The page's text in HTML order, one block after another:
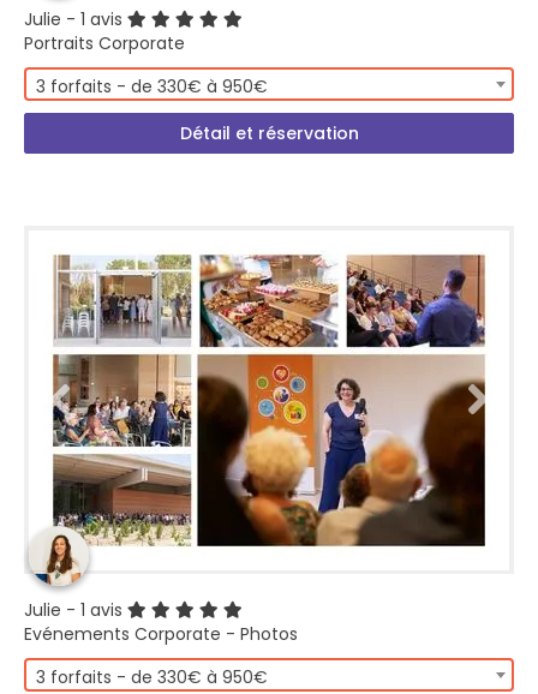
Julie - 1 avis
Portraits Corporate
3 forfaits - de 330€ à 950€
Détail et réservation
Julie - 1 avis
Evénements Corporate - Photos
3 forfaits - de 330€ à 950€